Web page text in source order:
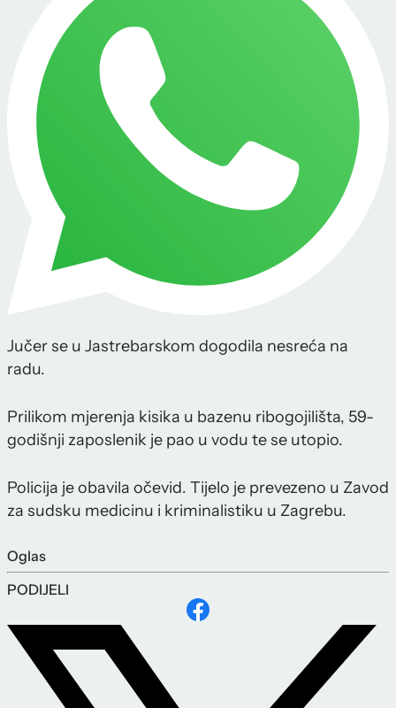
Jučer se u Jastrebarskom dogodila nesreća na
radu.
Prilikom mjerenja kisika u bazenu ribogojilišta, 59-
godišnji zaposlenik je pao u vodu te se utopio.
Policija je obavila očevid. Tijelo je prevezeno u Zavod
za sudsku medicinu i kriminalistiku u Zagrebu.
Oglas
PODIJELI